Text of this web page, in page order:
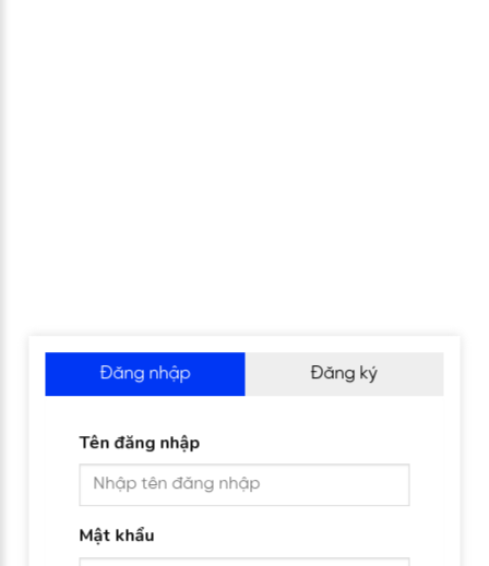
Đăng nhập Đăng ký
Tên đăng nhập
Mật khẩu